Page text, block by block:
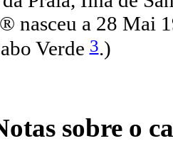
nasceu a 28 Mai
Verde3.)
sobre o